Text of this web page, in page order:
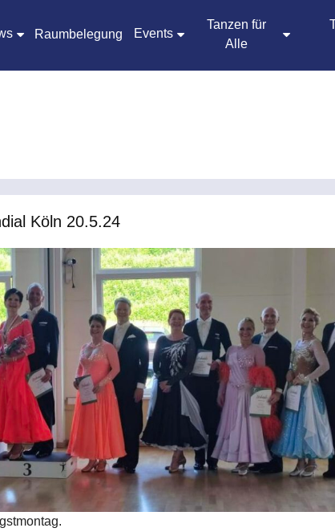
Raumbelegung Events
Tanzen für
Alle
Köln 20.5.24